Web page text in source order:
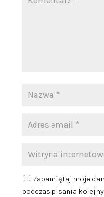
Zapamiętaj moje
podczas pisania